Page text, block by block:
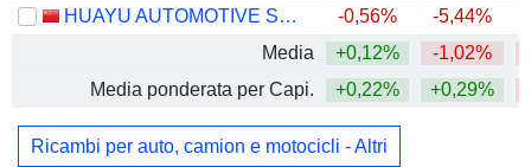
HUAYU AUTOMOTIVE SYSTEMS COMPANY LIMITED
-0,56% -5,44%
Media
+0,12% -1,02%
Media ponderata per Capi.
+0,22% +0,29%
Ricambi per auto, camion e motocicli - Altri